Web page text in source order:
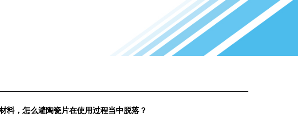
料，怎么避陶瓷片在使用过程当中脱落？